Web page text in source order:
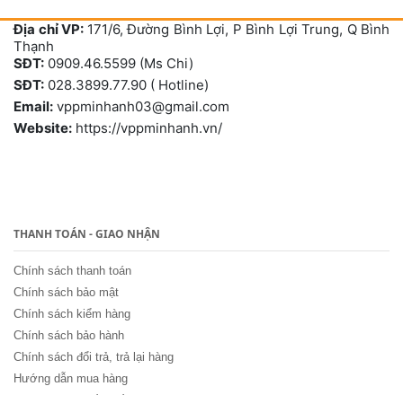
Địa chỉ VP: 171/6, Đường Bình Lợi, P Bình Lợi Trung, Q Bình
Thạnh
SĐT: 0909.46.5599 (Ms Chi)
SĐT: 028.3899.77.90 ( Hotline)
Email: vppminhanh03@gmail.com
Website: https://vppminhanh.vn/
THANH TOÁN - GIAO NHẬN
Chính sách thanh toán
Chính sách bảo mật
Chính sách kiểm hàng
Chính sách bảo hành
Chính sách đổi trả, trả lại hàng
Hướng dẫn mua hàng